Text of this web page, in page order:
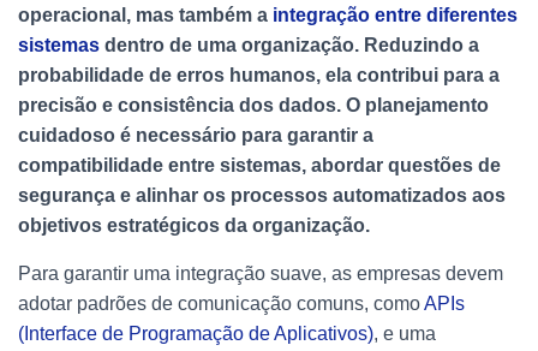
operacional, mas também a integração entre diferentes
sistemas dentro de uma organização. Reduzindo a
probabilidade de erros humanos, ela contribui para a
precisão e consistência dos dados. O planejamento
cuidadoso é necessário para garantir a
compatibilidade entre sistemas, abordar questões de
segurança e alinhar os processos automatizados aos
objetivos estratégicos da organização.
Para garantir uma integração suave, as empresas devem
adotar padrões de comunicação comuns, comoAPIs
(Interface de Programação de Aplicativos), e uma